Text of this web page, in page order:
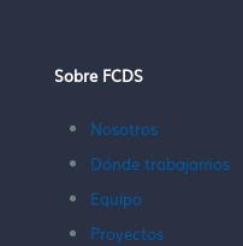
Sobre FCDS
Nosotros
Dónde trabajamos
Equipo
Proyectos